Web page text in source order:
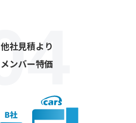
他社見積より
メンバー特価